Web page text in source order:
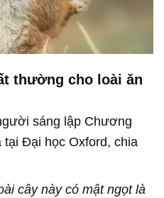
thường cho loài ăn
sáng lập Chương
tại Đại học Oxford, chia
cây này có mật ngọt là